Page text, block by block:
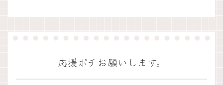
応援ポチお願いします。